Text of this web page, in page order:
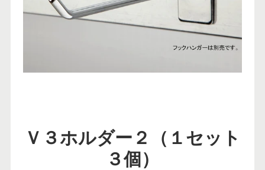
Ｖ３ホルダー２（１セット
３個）